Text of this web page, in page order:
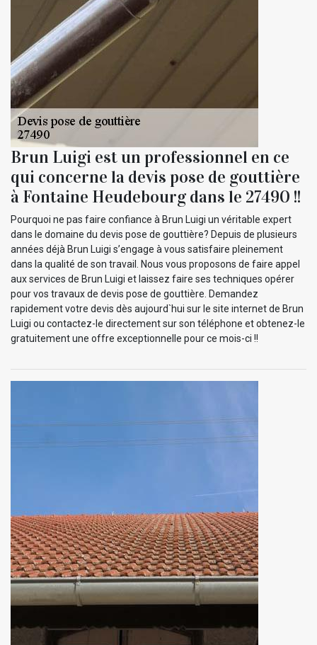
Brun Luigi est un professionnel en ce
qui concerne la devis pose de gouttière
à Fontaine Heudebourg dans le 27490 !!
Pourquoi ne pas faire confiance à Brun Luigi un véritable expert
dans le domaine du devis pose de gouttière? Depuis de plusieurs
années déjà Brun Luigi s’engage à vous satisfaire pleinement
dans la qualité de son travail. Nous vous proposons de faire appel
aux services de Brun Luigi et laissez faire ses techniques opérer
pour vos travaux de devis pose de gouttière. Demandez
rapidement votre devis dès aujourd`hui sur le site internet de Brun
Luigi ou contactez-le directement sur son téléphone et obtenez-le
gratuitement une offre exceptionnelle pour ce mois-ci !!